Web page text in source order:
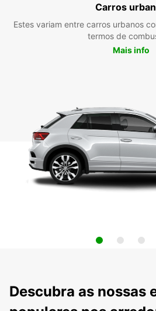
Carros
Estes variam entre carros urbanos
termos de
Mais info
Descubra as nossas